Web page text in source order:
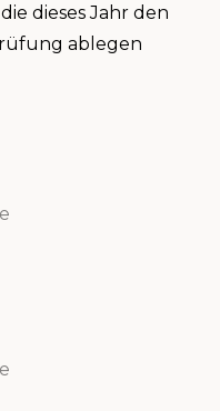
dieses Jahr den
ablegen